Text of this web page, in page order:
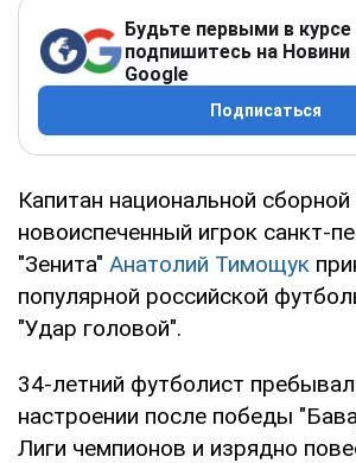
Будьте первыми в курсе
подпишитесь на Новини
Google
Подписаться
Капитан национальной
новоиспеченный игрок санкт-
"Зенита" Анатолий Тимощук
популярной российской
"Удар головой".
34-летний футболист
настроении после победы
Лиги чемпионов и изрядно